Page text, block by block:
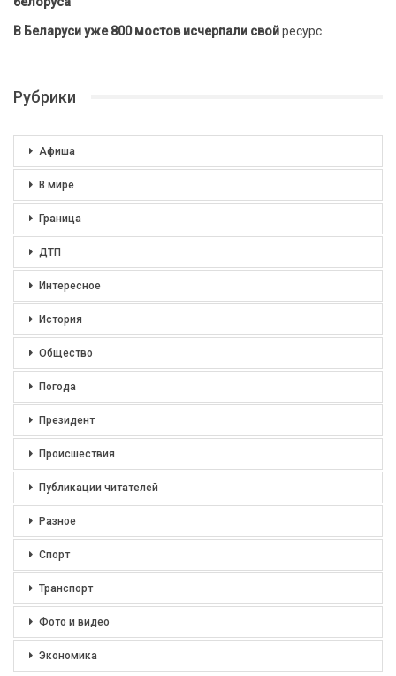
В Беларуси уже 800 мостов исчерпали свойресурс
Рубрики
Афиша
В мире
Граница
ДТП
Интересное
История
Общество
Погода
Президент
Происшествия
Публикации читателей
Разное
Спорт
Транспорт
Фото и видео
Экономика